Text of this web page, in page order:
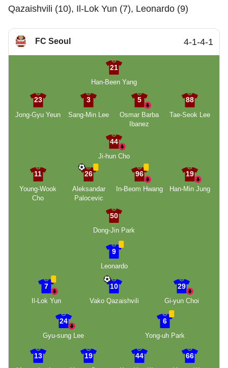
Qazaishvili (10), Il-Lok Yun (7), Leonardo (9)
FC Seoul 4-1-4-1
21
Han-Been Yang
23
Jong-Gyu Yeun
3
Sang-Min Lee
5
Osmar Barba
Ibanez
88
Tae-Seok Lee
44
Ji-hun Cho
11
Young-Wook
Cho
26
Aleksandar
Palocevic
96
In-Beom Hwang
19
Han-Min Jung
50
Dong-Jin Park
9
Leonardo
7
Il-Lok Yun
10
Vako Qazaishvili
29
Gi-yun Choi
24
Gyu-sung Lee
6
Yong-uh Park
13
19
44
66